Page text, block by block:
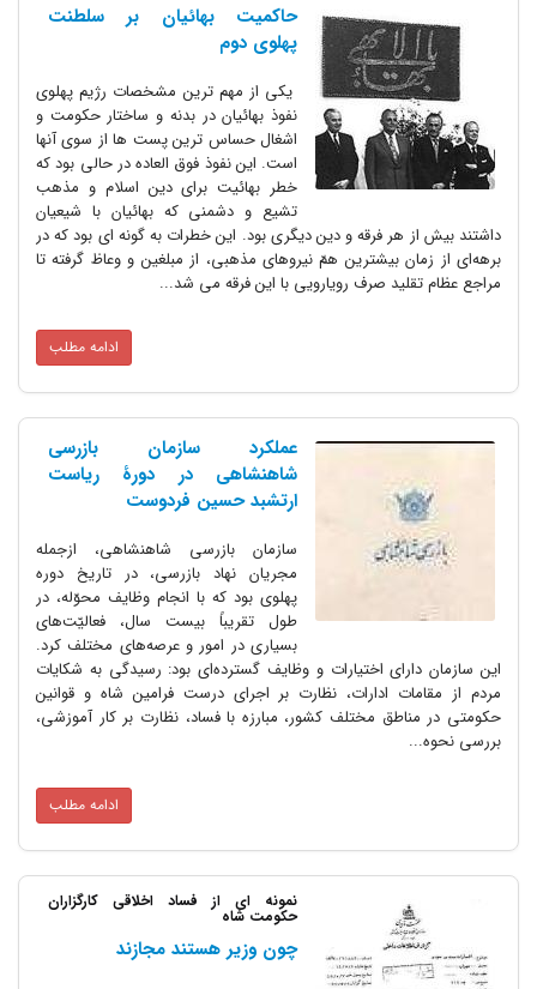
حاکمیت بهائیان بر سلطنت
پهلوی دوم
یکی از مهم ترین مشخصات رژیم پهلوی
نفوذ بهائیان در بدنه و ساختار حکومت و
اشغال حساس ترین پست ها از سوی آنها
است. این نفوذ فوق العاده در حالی بود که
خطر بهائیت برای دین اسلام و مذهب
تشیع و دشمنی که بهائیان با شیعیان
هر فرقه و دین دیگری بود. این خطرات به گونه ای بود که در
بیشترین همّ نیروهای مذهبی، از مبلغین و وعاظ گرفته تا
صرف رویارویی با این فرقه می شد...
عملکرد سازمان بازرسی
شاهنشاهی در دورۀ ریاست
ارتشبد حسین فردوست
سازمان بازرسی شاهنشاهی، از­جمله
مجریان نهاد بازرسی، در تاریخ دوره
پهلوی بود که با انجام وظایف محوّله، در
طول تقریباً بیست سال، فعالیّت‌های
بسیاری در امور و عرصه‌های مختلف کرد.
اختیارات و وظایف گسترده‌ای بود: رسیدگی به شکایات
ادارات، نظارت بر اجرای درست فرامین شاه و قوانین
مختلف کشور، مبارزه با فساد، نظارت بر کار آموزشی،
نمونه ای از فساد اخلاقی کارگزاران
حکومت شاه
چون وزیر هستند مجازند